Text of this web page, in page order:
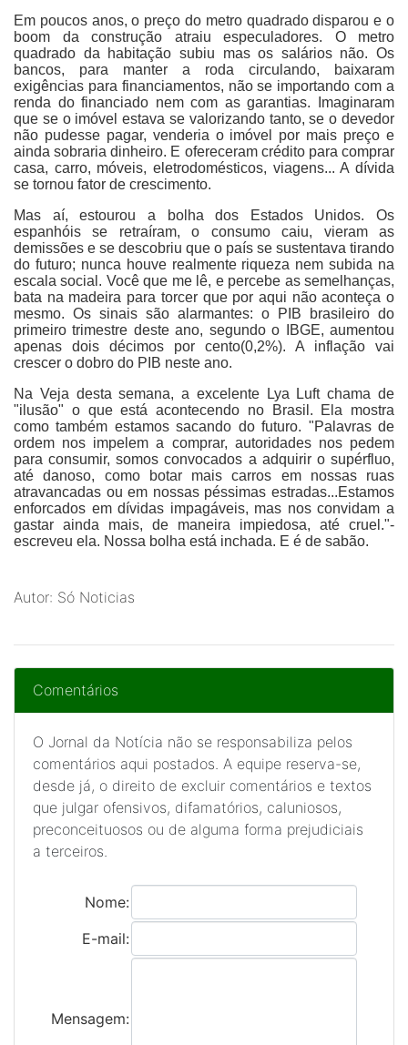
Em poucos anos, o preço do metro quadrado disparou e o
boom da construção atraiu especuladores. O metro
quadrado da habitação subiu mas os salários não. Os
bancos, para manter a roda circulando, baixaram
exigências para financiamentos, não se importando com a
renda do financiado nem com as garantias. Imaginaram
que se o imóvel estava se valorizando tanto, se o devedor
não pudesse pagar, venderia o imóvel por mais preço e
ainda sobraria dinheiro. E ofereceram crédito para comprar
casa, carro, móveis, eletrodomésticos, viagens... A dívida
se tornou fator de crescimento.
Mas aí, estourou a bolha dos Estados Unidos. Os
espanhóis se retraíram, o consumo caiu, vieram as
demissões e se descobriu que o país se sustentava tirando
do futuro; nunca houve realmente riqueza nem subida na
escala social. Você que me lê, e percebe as semelhanças,
bata na madeira para torcer que por aqui não aconteça o
mesmo. Os sinais são alarmantes: o PIB brasileiro do
primeiro trimestre deste ano, segundo o IBGE, aumentou
apenas dois décimos por cento(0,2%). A inflação vai
crescer o dobro do PIB neste ano.
Na Veja desta semana, a excelente Lya Luft chama de
"ilusão" o que está acontecendo no Brasil. Ela mostra
como também estamos sacando do futuro. "Palavras de
ordem nos impelem a comprar, autoridades nos pedem
para consumir, somos convocados a adquirir o supérfluo,
até danoso, como botar mais carros em nossas ruas
atravancadas ou em nossas péssimas estradas...Estamos
enforcados em dívidas impagáveis, mas nos convidam a
gastar ainda mais, de maneira impiedosa, até cruel."-
escreveu ela. Nossa bolha está inchada. E é de sabão.
Autor: Só Noticias
Comentários
O Jornal da Notícia não se responsabiliza pelos
comentários aqui postados. A equipe reserva-se,
desde já, o direito de excluir comentários e textos
que julgar ofensivos, difamatórios, caluniosos,
preconceituosos ou de alguma forma prejudiciais
a terceiros.
Nome:
E-mail:
Mensagem: